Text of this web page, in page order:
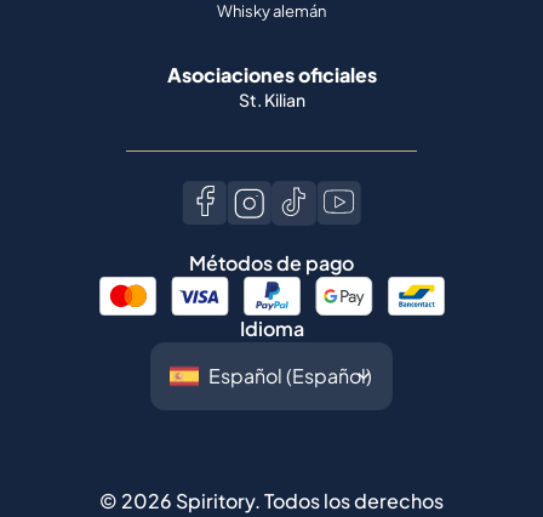
Whisky alemán
Asociaciones oficiales
St. Kilian
Métodos de pago
Idioma
© 2026 Spiritory.Todos los derechos